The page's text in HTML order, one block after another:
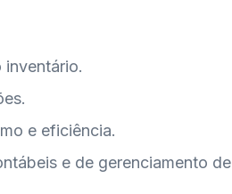
inventário.
e eficiência.
e de gerenciamento